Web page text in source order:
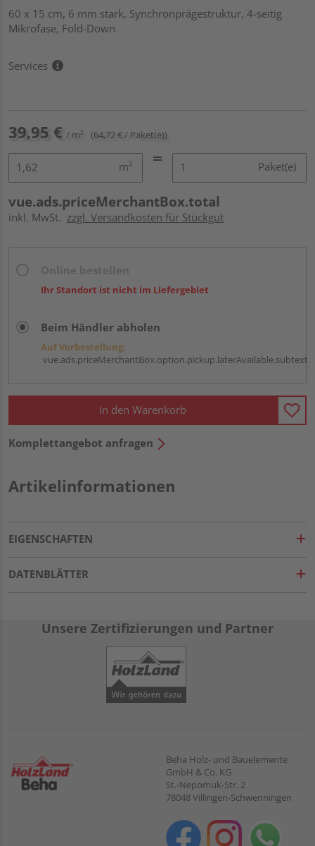
60 x 15 cm, 6 mm stark, Synchronprägestruktur, 4-seitig
Mikrofase, Fold-Down
Services
39,95 € / m² (64,72 € / Paket(e))
m² Paket(e)
vue.ads.priceMerchantBox.total
inkl. MwSt. zzgl. Versandkosten für Stückgut
Ihr Standort ist nicht im Liefergebiet
Beim Händler abholen
Auf Vorbestellung:
vue.ads.priceMerchantBox.option.pickup.laterAvailable.subtext
In den Warenkorb
Komplettangebot anfragen
Artikelinformationen
EIGENSCHAFTEN
DATENBLÄTTER
Unsere Zertifizierungen und Partner
Beha Holz- und Bauelemente
GmbH & Co. KG
St.-Nepomuk-Str. 2
78048 Villingen-Schwenningen